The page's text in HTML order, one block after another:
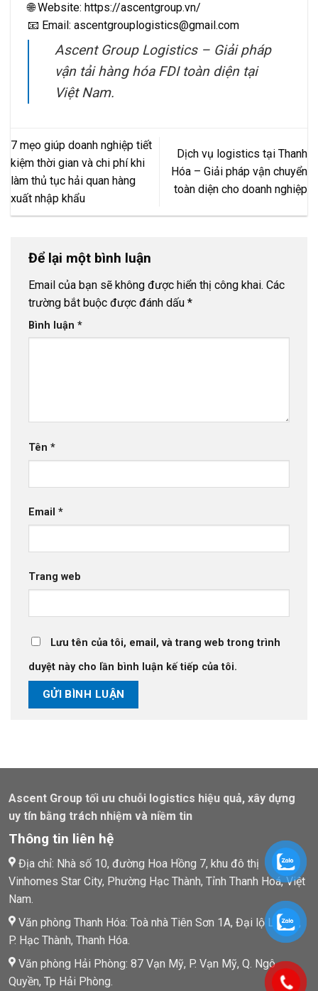
🌐 Website: https://ascentgroup.vn/
📧 Email: ascentgrouplogistics@gmail.com
Ascent Group Logistics – Giải pháp
vận tải hàng hóa FDI toàn diện tại
Việt Nam.
7 mẹo giúp doanh nghiệp tiết
kiệm thời gian và chi phí khi
làm thủ tục hải quan hàng
xuất nhập khẩu
Dịch vụ logistics tại Thanh
Hóa – Giải pháp vận chuyển
toàn diện cho doanh nghiệp
Để lại một bình luận
Email của bạn sẽ không được hiển thị công khai. Các
trường bắt buộc được đánh dấu *
Bình luận *
Tên *
Email *
Trang web
Lưu tên của tôi, email, và trang web trong trình
duyệt này cho lần bình luận kế tiếp của tôi.
Ascent Group tối ưu chuỗi logistics hiệu quả, xây dựng
uy tín bằng trách nhiệm và niềm tin
Thông tin liên hệ
Địa chỉ: Nhà số 10, đường Hoa Hồng 7, khu đô thị
Vinhomes Star City, Phường Hạc Thành, Tỉnh Thanh Hoá, Việt
Nam.
Văn phòng Thanh Hóa: Toà nhà Tiên Sơn 1A, Đại lộ Lê Lợi,
P. Hạc Thành, Thanh Hóa.
Văn phòng Hải Phòng: 87 Vạn Mỹ, P. Vạn Mỹ, Q. Ngô
Quyền, Tp Hải Phòng.